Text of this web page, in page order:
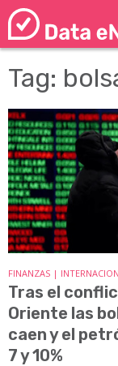
Tag:
FINANZAS |
Tras el
Oriente las
caen y el
7 y 10%